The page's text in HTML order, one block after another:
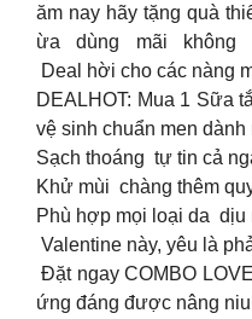
ăm nay hãy tặng quà
ừa dùng mãi
Deal hời cho các nàng
DEALHOT: Mua 1 Sữa
vệ sinh chuẩn men dành
Sạch thoáng tự tin cả
Khử mùi chàng thêm
Phù hợp mọi loại da dịu
Valentine này, yêu là
Đặt ngay COMBO
ứng đáng được nâng